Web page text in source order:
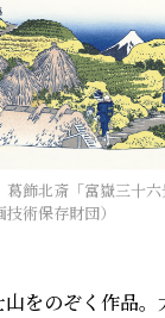
飾北斎「富嶽三十
術保存財団）
をのぞく作品